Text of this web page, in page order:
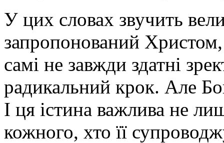
У цих словах звучить
запропонований
самі не завжди здатні
радикальний крок. Але
І ця істина важлива не
кожного, хто її